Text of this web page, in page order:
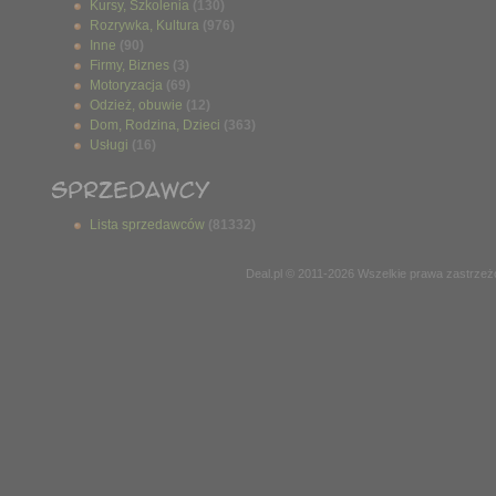
Kursy, Szkolenia (130)
Rozrywka, Kultura (976)
Inne (90)
Firmy, Biznes (3)
Motoryzacja (69)
Odzież, obuwie (12)
Dom, Rodzina, Dzieci (363)
Usługi (16)
Lista sprzedawców (81332)
Deal.pl © 2011-2026 Wszelkie prawa